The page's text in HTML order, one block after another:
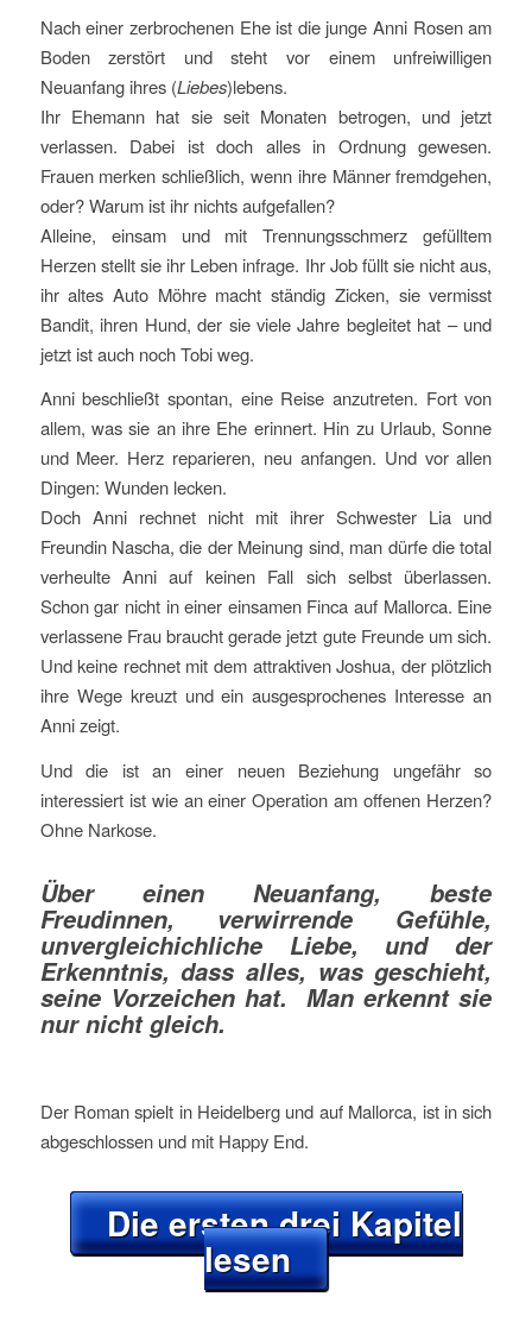
Nach einer zerbrochenen Ehe ist die junge Anni Rosen am
Boden zerstört und steht vor einem unfreiwilligen
Neuanfang ihres (Liebes)lebens.
Ihr Ehemann hat sie seit Monaten betrogen, und jetzt
verlassen. Dabei ist doch alles in Ordnung gewesen.
Frauen merken schließlich, wenn ihre Männer fremdgehen,
oder? Warum ist ihr nichts aufgefallen?
Alleine, einsam und mit Trennungsschmerz gefülltem
Herzen stellt sie ihr Leben infrage. Ihr Job füllt sie nicht aus,
ihr altes Auto Möhre macht ständig Zicken, sie vermisst
Bandit, ihren Hund, der sie viele Jahre begleitet hat – und
jetzt ist auch noch Tobi weg.
Anni beschließt spontan, eine Reise anzutreten. Fort von
allem, was sie an ihre Ehe erinnert. Hin zu Urlaub, Sonne
und Meer. Herz reparieren, neu anfangen. Und vor allen
Dingen: Wunden lecken.
Doch Anni rechnet nicht mit ihrer Schwester Lia und
Freundin Nascha, die der Meinung sind, man dürfe die total
verheulte Anni auf keinen Fall sich selbst überlassen.
Schon gar nicht in einer einsamen Finca auf Mallorca. Eine
verlassene Frau braucht gerade jetzt gute Freunde um sich.
Und keine rechnet mit dem attraktiven Joshua, der plötzlich
ihre Wege kreuzt und ein ausgesprochenes Interesse an
Anni zeigt.
Und die ist an einer neuen Beziehung ungefähr so
interessiert ist wie an einer Operation am offenen Herzen?
Ohne Narkose.
Über einen Neuanfang, beste
Freudinnen, verwirrende Gefühle,
unvergleichichliche Liebe, und der
Erkenntnis, dass alles, was geschieht,
seine Vorzeichen hat. Man erkennt sie
nur nicht gleich.
Der Roman spielt in Heidelberg und auf Mallorca, ist in sich
abgeschlossen und mit Happy End.
Die ersten drei Kapitel
lesen